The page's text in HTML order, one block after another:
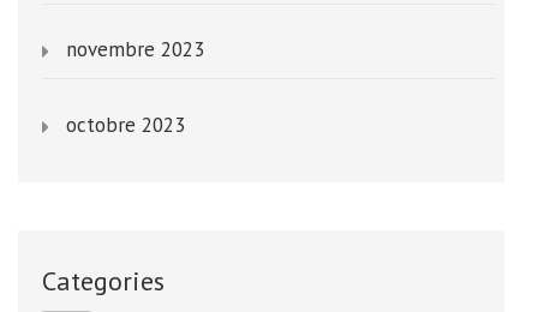
novembre 2023
octobre 2023
Categories